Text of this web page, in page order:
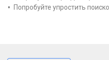
Попробуйте упростить